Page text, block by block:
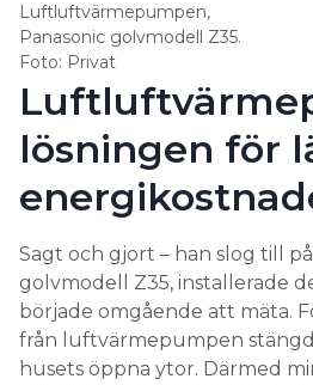
Luftluftvärmepumpen,
Panasonic golvmodell Z35.
Foto: Privat
lösningen för
Sagt och gjort – han slog till
golvmodell Z35, installerade
började omgående att mäta.
från luftvärmepumpen
husets öppna ytor. Därmed